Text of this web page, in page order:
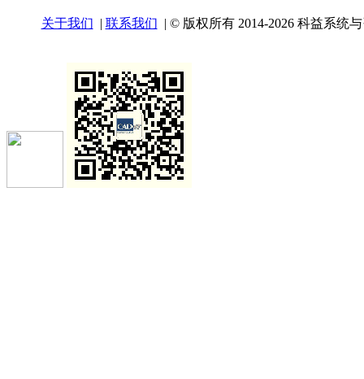
关于我们 | 联系我们 | © 版权所有 2014-2026 科益系统